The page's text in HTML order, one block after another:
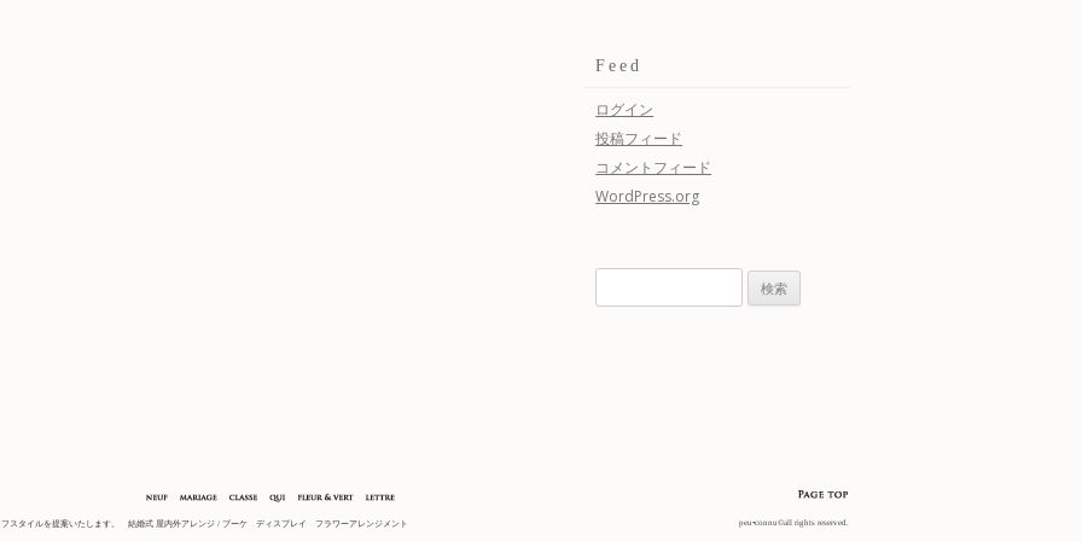
Feed
ログイン
投稿フィード
コメントフィード
WordPress.org
索:
フスタイルを提案いたします。 結婚式 屋内外アレンジ / ブーケ ディスプレイ フラワーアレンジメント peu•connu©all rights reserved.